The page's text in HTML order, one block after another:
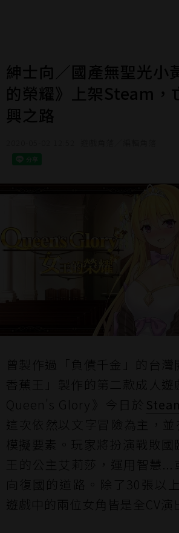
紳士向／國產無聖光小
的榮耀》上架Steam，
興之路
曾製作過「負債千金」的台灣
香蕉王」製作的第二款成人
Queen's Glory》今日於
這次依然以文字冒險為主，並
模擬要素。玩家將扮演戰敗
王的公主艾莉莎，運用智慧
向復國的道路。除了30張以
遊戲中的兩位女角皆是全CV演